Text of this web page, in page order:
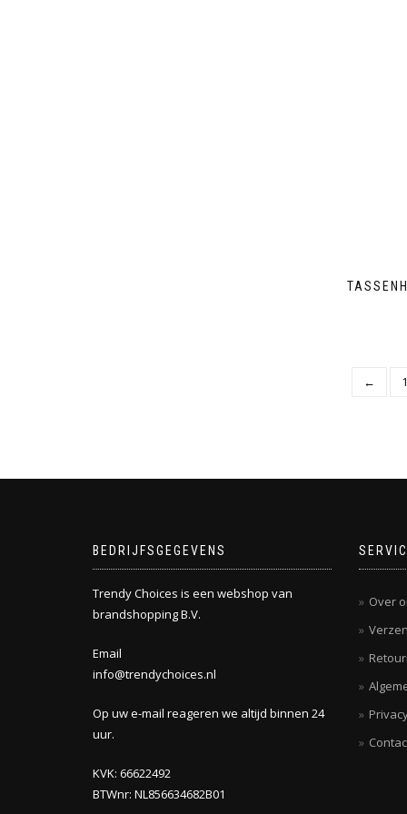
← 1
BEDRIJFSGEGEVENS
Trendy Choices is een webshop van
brandshopping B.V.
Email
info@trendychoices.nl
Op uw e-mail reageren we altijd binnen 24
uur.
KVK: 66622492
BTWnr: NL856634682B01
Over